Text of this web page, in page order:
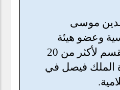
موسى
وعضو هيئة
التدريس في القسم لأكثر من 20
الملك فيصل في